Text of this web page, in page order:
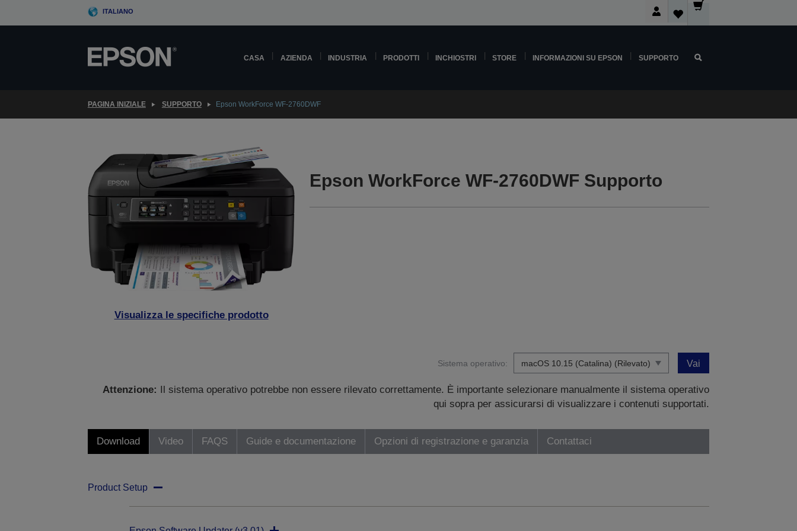
ITALIANO
CASA AZIENDA INDUSTRIA PRODOTTI INCHIOSTRI STORE INFORMAZIONI SU EPSON SUPPORTO
PAGINA INIZIALE SUPPORTO Epson WorkForce WF-2760DWF
Visualizza le specifiche prodotto
Epson WorkForce WF-2760DWF Supporto
Sistema operativo: Vai
Attenzione:
Il sistema operativo potrebbe non essere rilevato correttamente. È importante selezionare manualmente il sistema operativo
qui sopra per assicurarsi di visualizzare i contenuti supportati.
Download Video FAQS Guide e documentazione Opzioni di registrazione e garanzia Contattaci
Product Setup